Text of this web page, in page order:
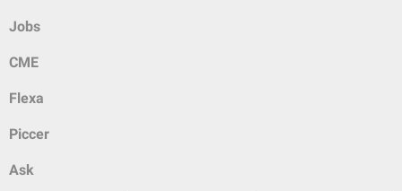
Jobs
CME
Flexa
Piccer
Ask